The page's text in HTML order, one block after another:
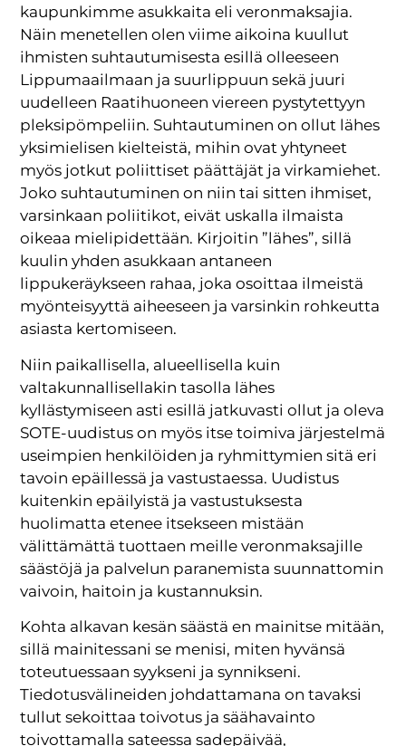
kaupunkimme asukkaita eli veronmaksajia.
Näin menetellen olen viime aikoina kuullut
ihmisten suhtautumisesta esillä olleeseen
Lippumaailmaan ja suurlippuun sekä juuri
uudelleen Raatihuoneen viereen pystytettyyn
pleksipömpeliin. Suhtautuminen on ollut lähes
yksimielisen kielteistä, mihin ovat yhtyneet
myös jotkut poliittiset päättäjät ja virkamiehet.
Joko suhtautuminen on niin tai sitten ihmiset,
varsinkaan poliitikot, eivät uskalla ilmaista
oikeaa mielipidettään. Kirjoitin ”lähes”, sillä
kuulin yhden asukkaan antaneen
lippukeräykseen rahaa, joka osoittaa ilmeistä
myönteisyyttä aiheeseen ja varsinkin rohkeutta
asiasta kertomiseen.
Niin paikallisella, alueellisella kuin
valtakunnallisellakin tasolla lähes
kyllästymiseen asti esillä jatkuvasti ollut ja oleva
SOTE-uudistus on myös itse toimiva järjestelmä
useimpien henkilöiden ja ryhmittymien sitä eri
tavoin epäillessä ja vastustaessa. Uudistus
kuitenkin epäilyistä ja vastustuksesta
huolimatta etenee itsekseen mistään
välittämättä tuottaen meille veronmaksajille
säästöjä ja palvelun paranemista suunnattomin
vaivoin, haitoin ja kustannuksin.
Kohta alkavan kesän säästä en mainitse mitään,
sillä mainitessani se menisi, miten hyvänsä
toteutuessaan syykseni ja synnikseni.
Tiedotusvälineiden johdattamana on tavaksi
tullut sekoittaa toivotus ja säähavainto
toivottamalla sateessa sadepäivää,